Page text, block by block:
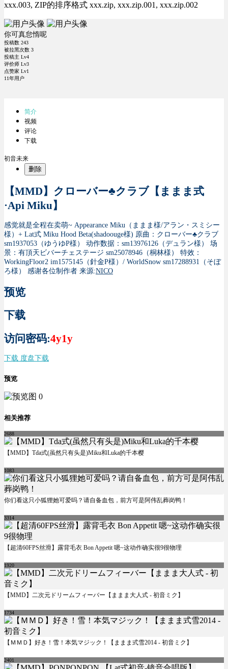
xxx.003, ZIP的排序格式 xxx.zip, xxx.zip.001, xxx.zip.002
你可真怠惰呢
投稿数 243
被拉黑次数 3
投稿主 Lv4
评价师 Lv3
点赞家 Lv1
11年用户
简介
视频
评论
下载
初音未来
删除
【MMD】クローバー♣クラブ【ままま式
·Api Miku】
感觉就是全程在卖萌~ Appearance Miku（ままま様/アラン・スミシー
様）+ Lat式 Miku Hood Beta(shadoouge様) 原曲：クローバー♣クラブ
sm1937053（ゆうゆP様）
动作数据：sm13976126（デュラン様）
场
景：有頂天ビバーチェステージ sm25078946（桐林様）
特效：
WorkingFloor2 im1575145（針金P様）/ WorldSnow sm17288931（そぼ
ろ様）
感谢各位制作者 来源:NICO
预览
下载
访问密码:4y1y
下载 度盘下载
预览
相关推荐
2688
【MMD】Tda式(虽然只有头是)Miku和Luka的千本樱
1083
你们看这只小狐狸她可爱吗？请自备血包，前方可是阿伟乱葬岗鸭！
3314
【超清60FPS丝滑】露背毛衣 Bon Appetit 嗯~这动作确实很9很物理
1920
【MMD】二次元ドリームフィーバー【ままま大人式 - 初音ミク】
1734
【ＭＭＤ】好き！雪！本気マジック！【ままま式雪2014 - 初音ミク】
2401